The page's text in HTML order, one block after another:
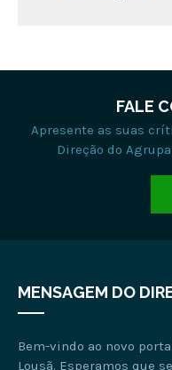
FALE
Apresente as suas
Direção do
MENSAGEM DO
Bem-vindo ao novo
Lousã. Esperamos que